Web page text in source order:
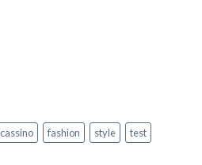
cassino fashion style
test